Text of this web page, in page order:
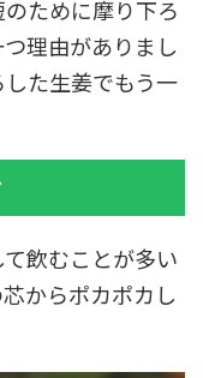
ために摩り下ろ
理由がありまし
た生姜でもう一
飲むことが多い
からポカポカし